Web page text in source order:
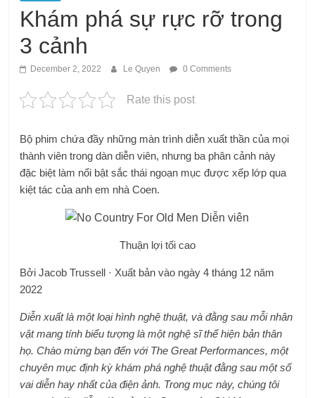
Khám phá sự rực rỡ trong
3 cảnh
December 2, 2022 Le Quyen 0 Comments
Rate this post
Bộ phim chứa đầy những màn trình diễn xuất thần của mọi
thành viên trong dàn diễn viên, nhưng ba phân cảnh này
đặc biệt làm nổi bật sắc thái ngoạn mục được xếp lớp qua
kiệt tác của anh em nhà Coen.
Thuận lợi tối cao
Bởi Jacob Trussell · Xuất bản vào ngày 4 tháng 12 năm
2022
Diễn xuất là một loại hình nghệ thuật, và đằng sau mỗi nhân
vật mang tính biểu tượng là một nghệ sĩ thể hiện bản thân
họ. Chào mừng bạn đến với The Great Performances, một
chuyên mục định kỳ khám phá nghệ thuật đằng sau một số
vai diễn hay nhất của điện ảnh. Trong mục này, chúng tôi